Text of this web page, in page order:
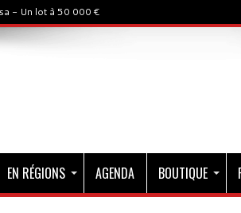
- Un lot à 50 000 €
EN RÉGIONS AGENDA BOUTIQUE